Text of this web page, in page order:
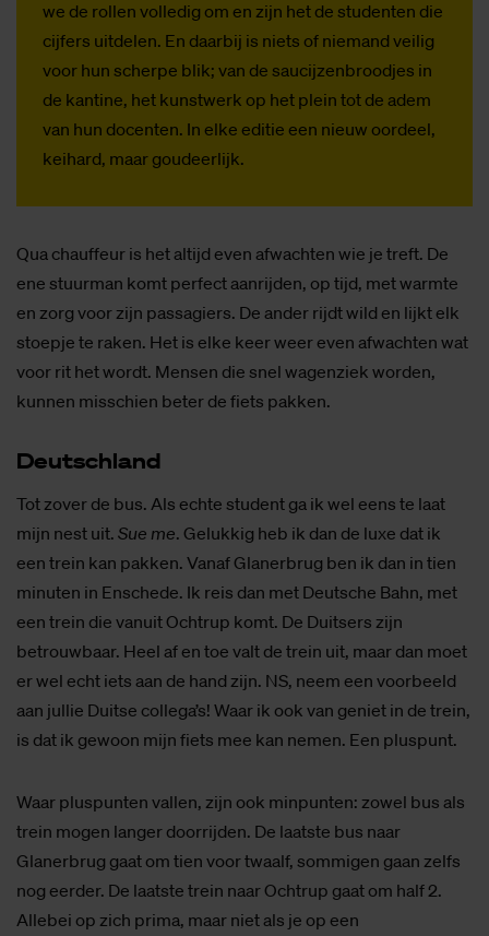
we de rollen volledig om en zijn het de studenten die
cijfers uitdelen. En daarbij is niets of niemand veilig
voor hun scherpe blik; van de saucijzenbroodjes in
de kantine, het kunstwerk op het plein tot de adem
van hun docenten. In elke editie een nieuw oordeel,
keihard, maar goudeerlijk.
Qua chauffeur is het altijd even afwachten wie je treft. De
ene stuurman komt perfect aanrijden, op tijd, met warmte
en zorg voor zijn passagiers. De ander rijdt wild en lijkt elk
stoepje te raken. Het is elke keer weer even afwachten wat
voor rit het wordt. Mensen die snel wagenziek worden,
kunnen misschien beter de fiets pakken.
Deut­sch­land
Tot zover de bus. Als echte student ga ik wel eens te laat
mijn nest uit. Sue me. Gelukkig heb ik dan de luxe dat ik
een trein kan pakken. Vanaf Glanerbrug ben ik dan in tien
minuten in Enschede. Ik reis dan met Deutsche Bahn, met
een trein die vanuit Ochtrup komt. De Duitsers zijn
betrouwbaar. Heel af en toe valt de trein uit, maar dan moet
er wel echt iets aan de hand zijn. NS, neem een voorbeeld
aan jullie Duitse collega’s! Waar ik ook van geniet in de trein,
is dat ik gewoon mijn fiets mee kan nemen. Een pluspunt.
Waar pluspunten vallen, zijn ook minpunten: zowel bus als
trein mogen langer doorrijden. De laatste bus naar
Glanerbrug gaat om tien voor twaalf, sommigen gaan zelfs
nog eerder. De laatste trein naar Ochtrup gaat om half 2.
Allebei op zich prima, maar niet als je op een